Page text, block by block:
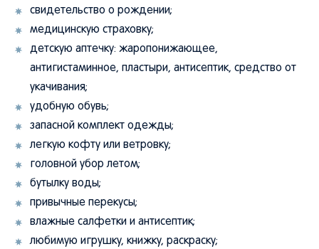
свидетельство о рождении;
медицинскую страховку;
детскую аптечку: жаропонижающее,
антигистаминное, пластыри, антисептик, средство от
укачивания;
удобную обувь;
запасной комплект одежды;
легкую кофту или ветровку;
головной убор летом;
бутылку воды;
привычные перекусы;
влажные салфетки и антисептик;
любимую игрушку, книжку, раскраску;